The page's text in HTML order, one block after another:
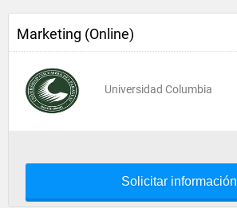
Marketing (Online)
Universidad Columbia
Solicitar información